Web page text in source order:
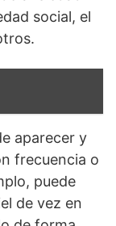
social, el
aparecer y
frecuencia o
puede
de vez en